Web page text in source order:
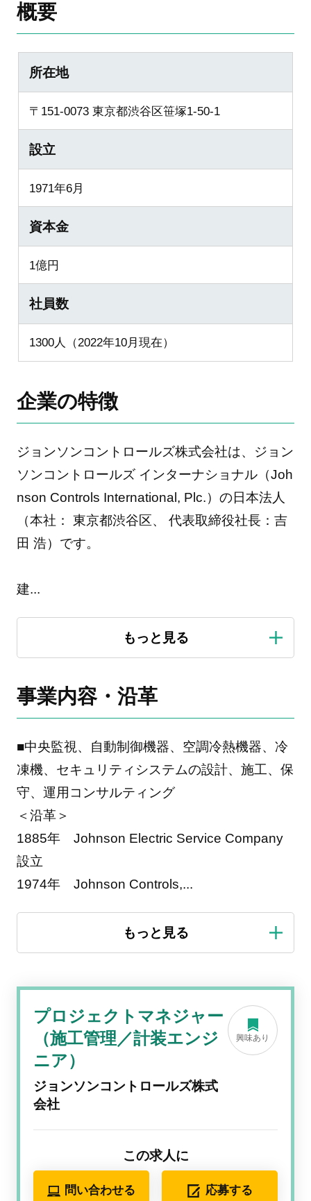
概要
所在地
〒151-0073 東京都渋谷区笹塚1-50-1
設立
1971年6月
資本金
1億円
社員数
1300人（2022年10月現在）
企業の特徴
ジョンソンコントロールズ株式会社は、ジョン
ソンコントロールズ インターナショナル（Joh
nson Controls International, Plc.）の日本法人
（本社： 東京都渋谷区、 代表取締役社長：吉
田 浩）です。
建...
事業内容・沿革
■中央監視、自動制御機器、空調冷熱機器、冷
凍機、セキュリティシステムの設計、施工、保
守、運用コンサルティング
＜沿革＞
1885年 Johnson Electric Service Company
設立
1974年 Johnson Controls,...
プロジェクトマネジャー
（施工管理／計装エンジ
ニア）
ジョンソンコントロールズ株式
会社
興味あり
この求人に
問い合わせる 応募する